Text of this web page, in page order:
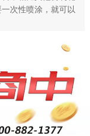
次性喷涂，就可以